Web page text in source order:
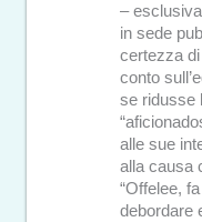
–
in sede
certezza
conto
se ridusse
alle sue
alla causa
“Offelee,
debordare